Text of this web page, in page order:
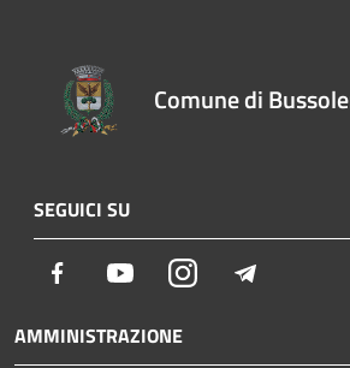
Comune di
SEGUICI SU
Facebook YoutubeInstagram
AMMINISTRAZIONE